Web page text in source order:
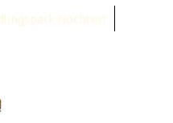
Nochten